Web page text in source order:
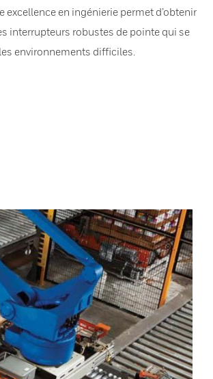
excellence en ingénierie permet d’obtenir
interrupteurs robustes de pointe qui se
environnements difficiles.